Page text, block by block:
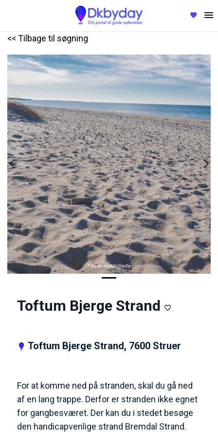
<< Tilbage til søgning
Previous
Toftum Bjerge Strand
Toftum Bjerge Strand, 7600 Struer
For at komme ned på stranden, skal du gå ned
af en lang trappe. Derfor er stranden ikke egnet
for gangbesværet. Der kan du i stedet besøge
den handicapvenlige strand Bremdal Strand.